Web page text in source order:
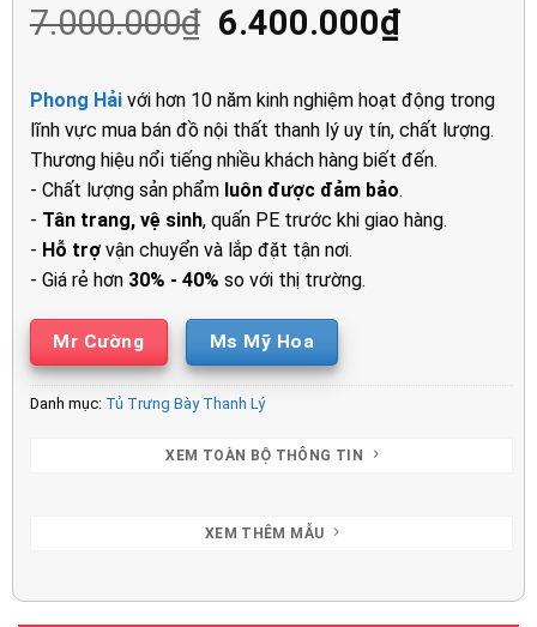
7.000.000₫ Giá
là:
7.000.000₫.
6.400.000₫Giá
tại
là:
Phong Hảivới hơn 10 năm kinh nghiệm hoạt động trong
lĩnh vực mua bán đồ nội thất thanh lý uy tín, chất lượng.
Thương hiệu nổi tiếng nhiều khách hàng biết đến.
- Chất lượng sản phẩm luôn được đảm bảo.
- Tân trang, vệ sinh, quấn PE trước khi giao hàng.
- Hỗ trợvận chuyển và lắp đặt tận nơi.
- Giá rẻ hơn 30% - 40% so với thị trường.
Mr Cường Ms Mỹ Hoa
Danh mục: Tủ Trưng Bày Thanh Lý
XEM TOÀN BỘ THÔNG TIN
XEM THÊM MẪU